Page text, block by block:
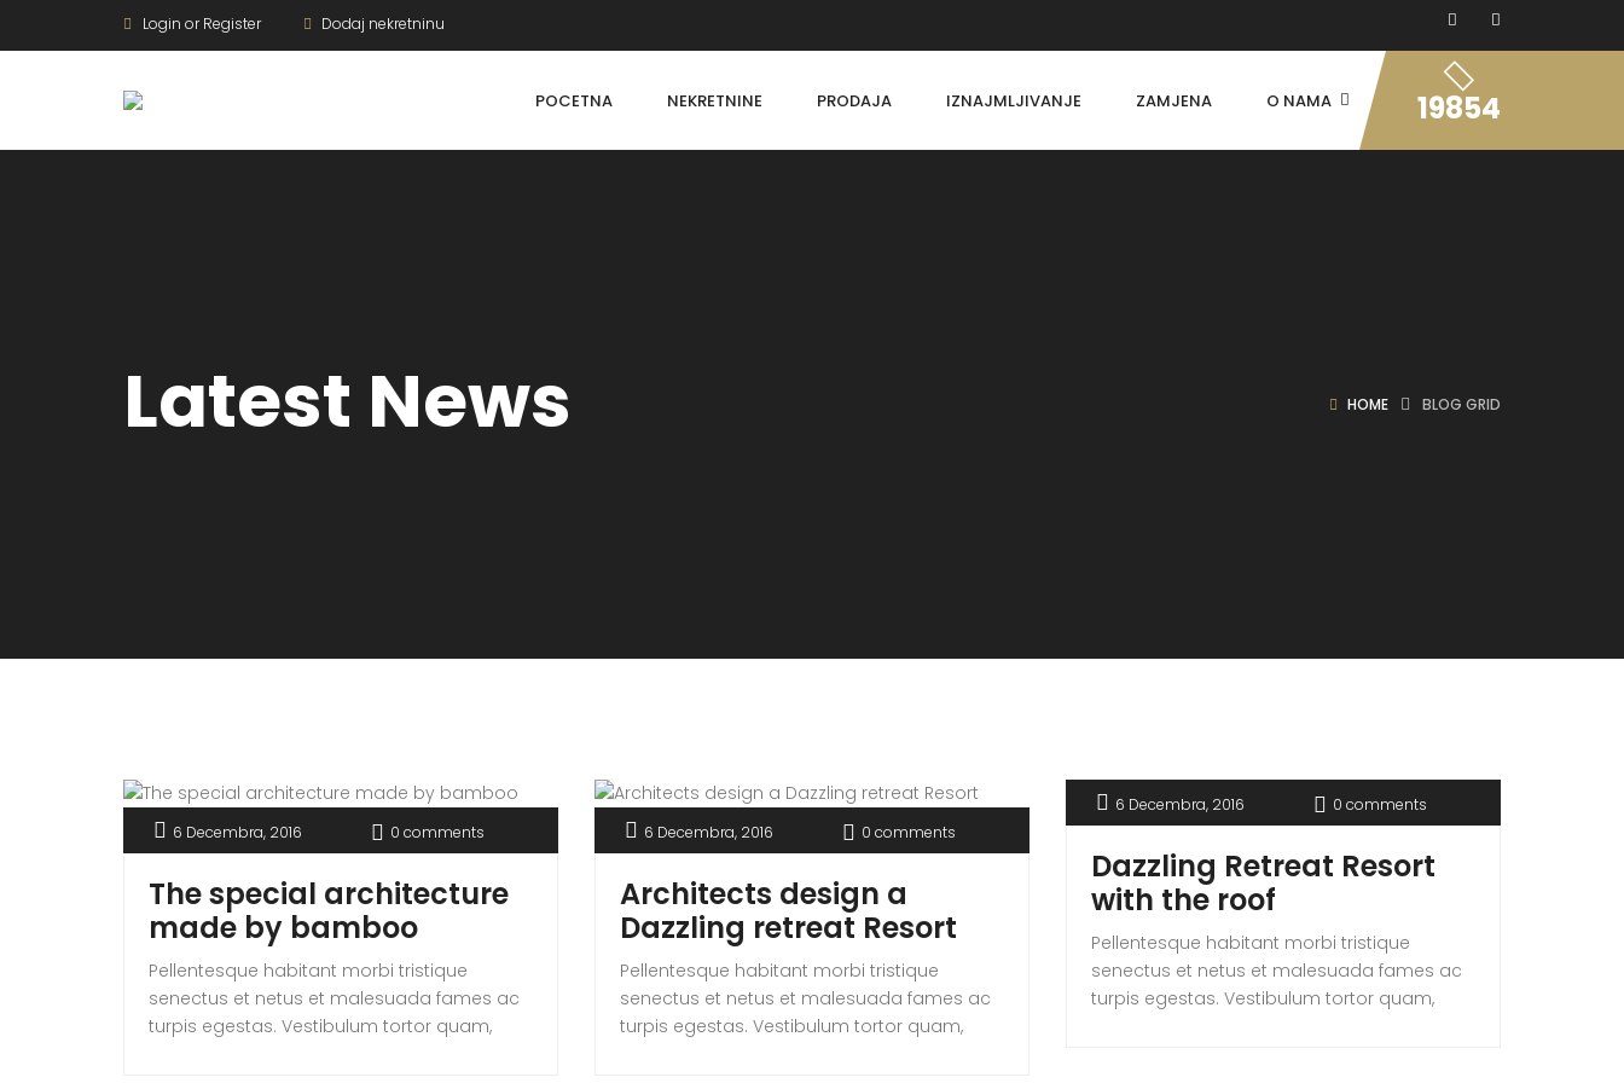
Login or Register Dodaj nekretninu
POCETNA NEKRETNINE PRODAJA IZNAJMLJIVANJE ZAMJENA O NAMA 19854
Latest News HOME BLOG GRID
6 Decembra, 2016 0 comments
The special architecture
made by bamboo
Pellentesque habitant morbi tristique
senectus et netus et malesuada fames ac
turpis egestas. Vestibulum tortor quam,
6 Decembra, 2016 0 comments
Architects design a
Dazzling retreat Resort
Pellentesque habitant morbi tristique
senectus et netus et malesuada fames ac
turpis egestas. Vestibulum tortor quam,
6 Decembra, 2016 0 comments
Dazzling Retreat Resort
with the roof
Pellentesque habitant morbi tristique
senectus et netus et malesuada fames ac
turpis egestas. Vestibulum tortor quam,